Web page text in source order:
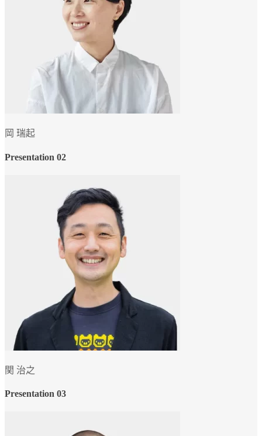
岡 瑞起
Presentation 02
関 治之
Presentation 03